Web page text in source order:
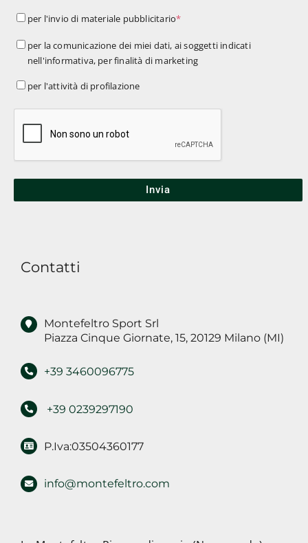
per
pubblicitario*
per l'invio di materiale pubblicitario*
per
comunicazione
di
per la comunicazione dei miei dati, ai soggetti indicati
nell'informativa, per finalità di marketing
per
di
profilazione
per l'attività di profilazione
Contatti
Montefeltro Sport Srl
Piazza Cinque Giornate, 15, 20129 Milano (MI)
+39 3460096775
+39 0239297190
P.Iva:03504360177
info@montefeltro.com